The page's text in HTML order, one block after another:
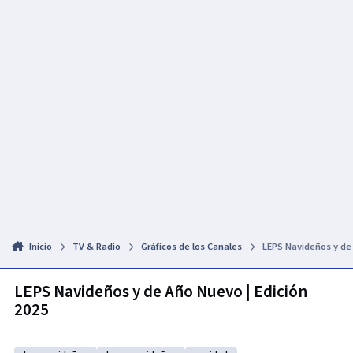
Inicio TV & Radio Gráficos de los Canales LEPS Navideños y
LEPS Navideños y de Año Nuevo | Edición
2025